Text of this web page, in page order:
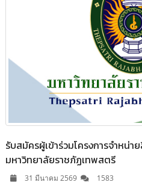
รับสมัครผู้เข้าร่วมโครงการจำหน่า
มหาวิทยาลัยราชภัฏเทพสตรี
31 มีนาคม 2569 1583